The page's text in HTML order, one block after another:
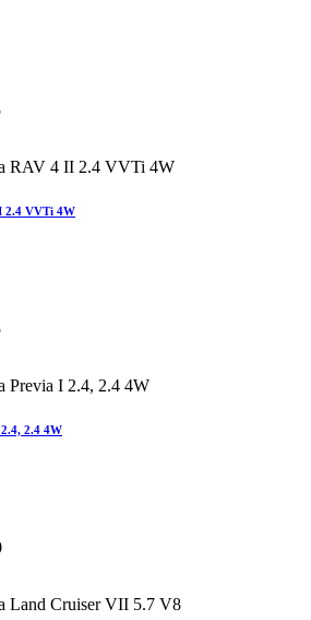
2.4 VVTi 4W
2.4 4W